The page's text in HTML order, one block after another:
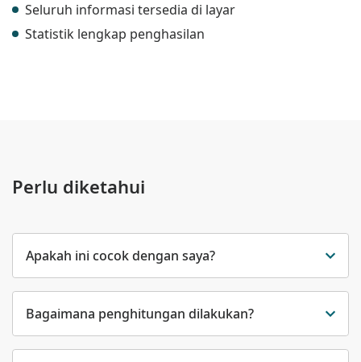
Seluruh informasi tersedia di layar
Statistik lengkap penghasilan
Perlu diketahui
Apakah ini cocok dengan saya?
Bagaimana penghitungan dilakukan?